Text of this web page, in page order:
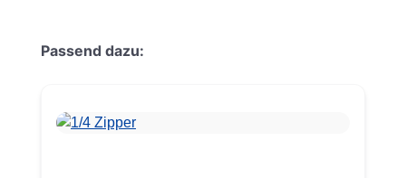
Produktgalerie überspringen
Passend dazu: